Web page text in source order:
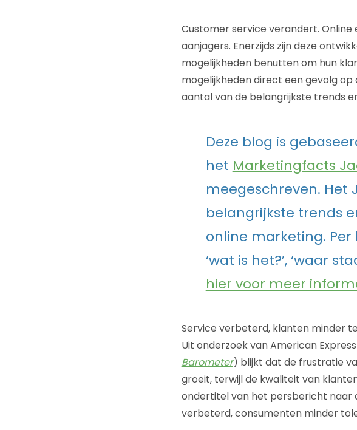
Customer service verandert. Online
aanjagers. Enerzijds zijn deze
mogelijkheden benutten om hun
mogelijkheden direct een gevolg
aantal van de belangrijkste trends
Deze blog is
het Marketingfacts
meegeschreven. Het
belangrijkste trends
online marketing.
‘wat is het?’, ‘waar
hier voor meer
Service verbeterd, klanten minder
Uit onderzoek van American
Barometer) blijkt dat de frustratie
groeit, terwijl de kwaliteit van
ondertitel van het persbericht naar
verbeterd, consumenten minder